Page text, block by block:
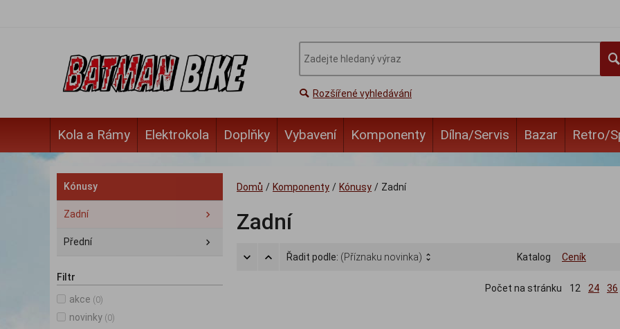
Rozšířené vyhledávání
Kola a Rámy Elektrokola Doplňky Vybavení Komponenty Dílna/Servis Bazar Retro/
Kónusy
Zadní
Přední
Filtr
akce (0)
novinky (0)
Domů / Komponenty / Kónusy / Zadní
Zadní
Řadit podle: (Příznaku novinka) Katalog Ceník
Počet na stránku 12 24 36